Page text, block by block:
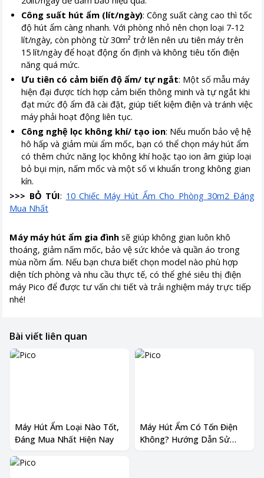
Công suất hút ẩm (lít/ngày): Công suất càng cao thì tốc
độ hút ẩm càng nhanh. Với phòng nhỏ nên chọn loại 7-12
lít/ngày, còn phòng từ 30m² trở lên nên ưu tiên máy trên
15 lít/ngày để hoạt động ổn định và không tiêu tốn điện
năng quá mức.
Ưu tiên có cảm biến độ ẩm/ tự ngắt: Một số mẫu máy
hiện đại được tích hợp cảm biến thông minh và tự ngắt khi
đạt mức độ ẩm đã cài đặt, giúp tiết kiệm điện và tránh việc
máy phải hoạt động liên tục.
Công nghệ lọc không khí/ tạo ion: Nếu muốn bảo vệ hệ
hô hấp và giảm mùi ẩm mốc, bạn có thể chọn máy hút ẩm
có thêm chức năng lọc không khí hoặc tạo ion âm giúp loại
bỏ bụi mịn, nấm mốc và một số vi khuẩn trong không gian
kín.
>>> BỎ TÚI: 10 Chiếc Máy Hút Ẩm Cho Phòng 30m2 Đáng
Mua Nhất
Máy máy hút ẩm gia đình sẽ giúp không gian luôn khô
thoáng, giảm nấm mốc, bảo vệ sức khỏe và quần áo trong
mùa nồm ẩm. Nếu bạn chưa biết chọn model nào phù hợp
diện tích phòng và nhu cầu thực tế, có thể ghé siêu thị điện
máy Pico để được tư vấn chi tiết và trải nghiệm máy trực tiếp
nhé!
Bài viết liên quan
Máy Hút Ẩm Loại Nào Tốt,
Đáng Mua Nhất Hiện Nay
Máy Hút Ẩm Có Tốn Điện
Không? Hướng Dẫn Sử